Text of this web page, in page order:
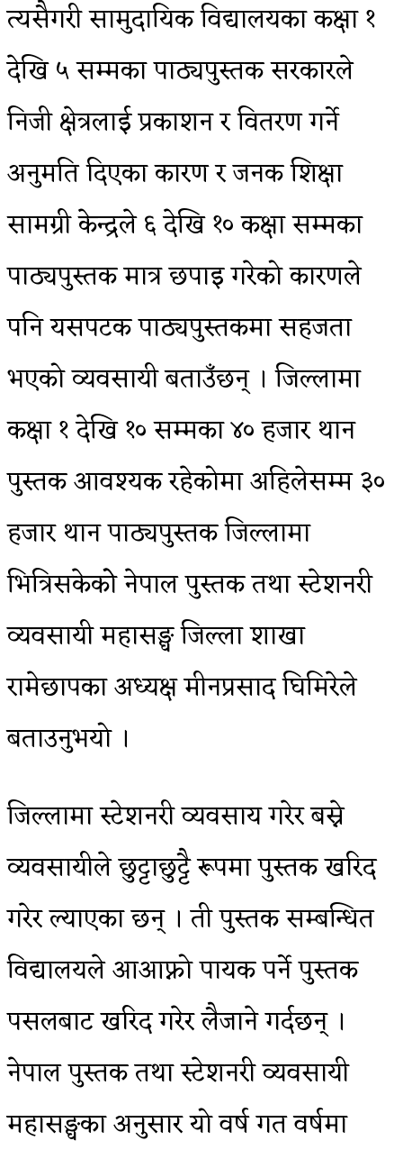
त्यसैगरी सामुदायिक विद्यालयका कक्षा १
देखि ५ सम्मका पाठ्यपुस्तक सरकारले
निजी क्षेत्रलाई प्रकाशन र वितरण गर्ने
अनुमति दिएका कारण र जनक शिक्षा
सामग्री केन्द्रले ६ देखि १० कक्षा सम्मका
पाठ्यपुस्तक मात्र छपाइ गरेको कारणले
पनि यसपटक पाठ्यपुस्तकमा सहजता
भएको व्यवसायी बताउँछन् । जिल्लामा
कक्षा १ देखि १० सम्मका ४० हजार थान
पुस्तक आवश्यक रहेकोमा अहिलेसम्म ३०
हजार थान पाठ्यपुस्तक जिल्लामा
भित्रिसकेकोे नेपाल पुस्तक तथा स्टेशनरी
व्यवसायी महासङ्घ जिल्ला शाखा
रामेछापका अध्यक्ष मीनप्रसाद घिमिरेले
बताउनुभयो ।
जिल्लामा स्टेशनरी व्यवसाय गरेर बस्ने
व्यवसायीले छुट्टाछुट्टै रूपमा पुस्तक खरिद
गरेर ल्याएका छन् । ती पुस्तक सम्बन्धित
विद्यालयले आआफ्नो पायक पर्ने पुस्तक
पसलबाट खरिद गरेर लैजाने गर्दछन् ।
नेपाल पुस्तक तथा स्टेशनरी व्यवसायी
महासङ्घका अनुसार यो वर्ष गत वर्षमा